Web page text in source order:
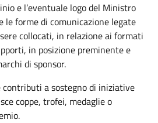
e l’eventuale logo del Ministro
forme di comunicazione legate
collocati, in relazione ai formati
in posizione preminente e
di sponsor.
a sostegno di iniziative
coppe, trofei, medaglie o